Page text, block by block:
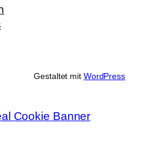
Gestaltet mit WordPress
Cookie Banner